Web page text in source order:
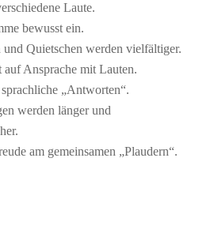
Laute.
bewusst ein.
Quietschen werden vielfältiger.
auf Ansprache mit Lauten.
„Antworten“.
werden länger und
am gemeinsamen „Plaudern“.